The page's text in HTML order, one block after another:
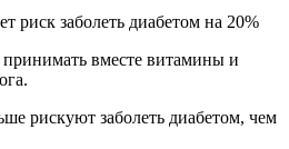
риск заболеть диабетом на 20%
вместе витамины и
рискуют заболеть диабетом, чем